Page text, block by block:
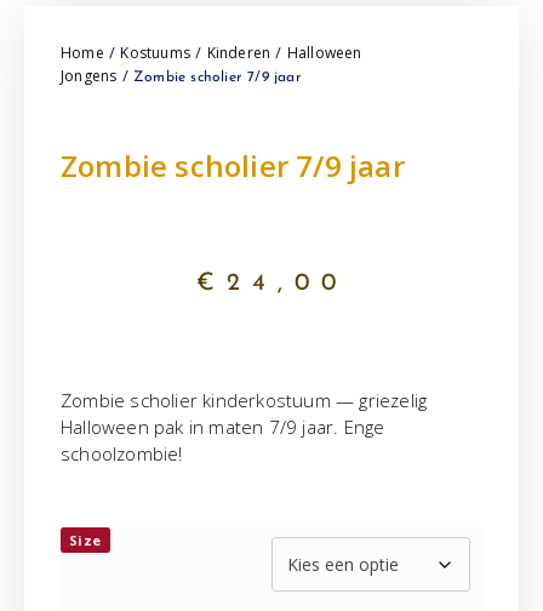
Home / Kostuums / Kinderen / Halloween
Jongens / Zombie scholier 7/9 jaar
Zombie scholier 7/9 jaar
€ 24,00
Zombie scholier kinderkostuum — griezelig
Halloween pak in maten 7/9 jaar. Enge
schoolzombie!
Size